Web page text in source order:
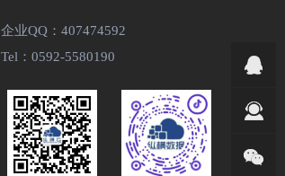
企业QQ：407474592
Tel：0592-5580190